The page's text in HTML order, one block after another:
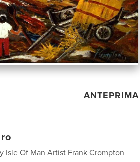
ANTEPRIMA
Isle Of Man Artist Frank Crompton